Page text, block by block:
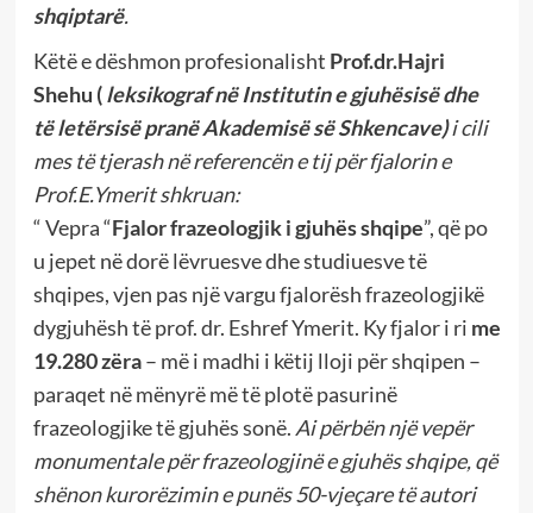
shqiptarë.
Këtë e dëshmon profesionalisht Prof.dr.Hajri
Shehu (leksikograf në Institutin e gjuhësisë dhe
të letërsisë pranë Akademisë së Shkencave)i cili
mes të tjerash në referencën e tij për fjalorin e
Prof.E.Ymerit shkruan:
“ Vepra “Fjalor frazeologjik i gjuhës shqipe”, që po
u jepet në dorë lëvruesve dhe studiuesve të
shqipes, vjen pas një vargu fjalorësh frazeologjikë
dygjuhësh të prof. dr. Eshref Ymerit. Ky fjalor i ri me
19.280 zëra– më i madhi i këtij lloji për shqipen –
paraqet në mënyrë më të plotë pasurinë
frazeologjike të gjuhës sonë. Ai përbën një vepër
monumentale për frazeologjinë e gjuhës shqipe, që
shënon kurorëzimin e punës 50-vjeçare të autori